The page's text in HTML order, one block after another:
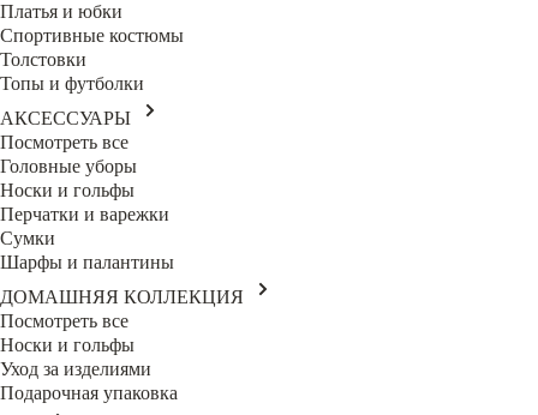
Платья и юбки
Спортивные костюмы
Толстовки
Топы и футболки
АКСЕССУАРЫ
Посмотреть все
Головные уборы
Носки и гольфы
Перчатки и варежки
Сумки
Шарфы и палантины
ДОМАШНЯЯ КОЛЛЕКЦИЯ
Посмотреть все
Носки и гольфы
Уход за изделиями
Подарочная упаковка